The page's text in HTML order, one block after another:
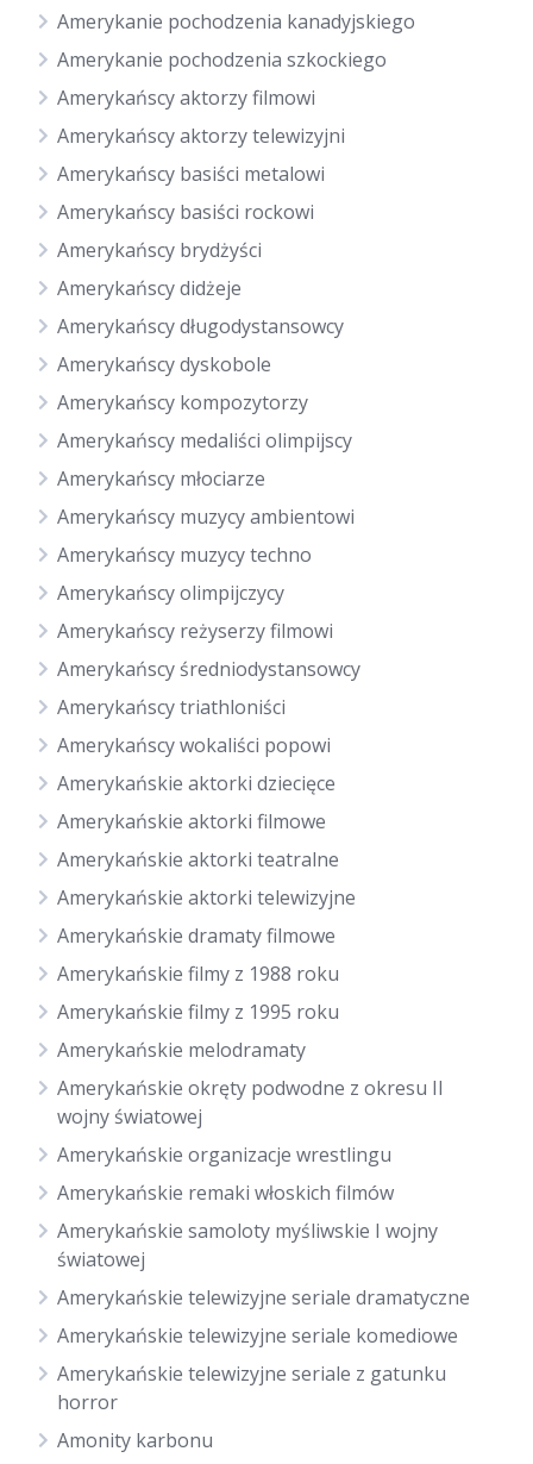
Amerykanie pochodzenia kanadyjskiego
Amerykanie pochodzenia szkockiego
Amerykańscy aktorzy filmowi
Amerykańscy aktorzy telewizyjni
Amerykańscy basiści metalowi
Amerykańscy basiści rockowi
Amerykańscy brydżyści
Amerykańscy didżeje
Amerykańscy długodystansowcy
Amerykańscy dyskobole
Amerykańscy kompozytorzy
Amerykańscy medaliści olimpijscy
Amerykańscy młociarze
Amerykańscy muzycy ambientowi
Amerykańscy muzycy techno
Amerykańscy olimpijczycy
Amerykańscy reżyserzy filmowi
Amerykańscy średniodystansowcy
Amerykańscy triathloniści
Amerykańscy wokaliści popowi
Amerykańskie aktorki dziecięce
Amerykańskie aktorki filmowe
Amerykańskie aktorki teatralne
Amerykańskie aktorki telewizyjne
Amerykańskie dramaty filmowe
Amerykańskie filmy z 1988 roku
Amerykańskie filmy z 1995 roku
Amerykańskie melodramaty
Amerykańskie okręty podwodne z okresu II
wojny światowej
Amerykańskie organizacje wrestlingu
Amerykańskie remaki włoskich filmów
Amerykańskie samoloty myśliwskie I wojny
światowej
Amerykańskie telewizyjne seriale dramatyczne
Amerykańskie telewizyjne seriale komediowe
Amerykańskie telewizyjne seriale z gatunku
horror
Amonity karbonu